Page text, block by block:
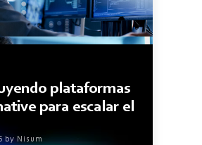
plataformas
para escalar el
by Nisum